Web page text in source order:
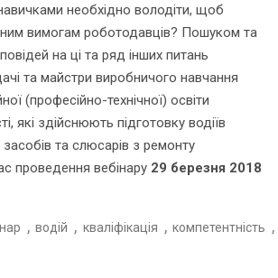
засоби
досягнення
високого
кваліфікаційного
рівня
майбутнього
робітника
необхідно володіти, щоб
вимогам роботодавців? Пошуком та
на ці та ряд інших питань
та майстри виробничого навчання
(професійно-технічної) освіти
які здійснюють підготовку водіїв
та слюсарів з ремонту
проведення вебінару 29 березня 2018
,водій , кваліфікація ,компетентність ,